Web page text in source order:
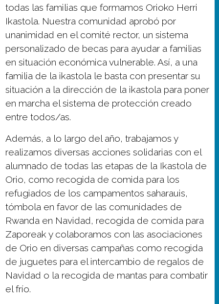
todas las familias que formamos Orioko Herri
Ikastola. Nuestra comunidad aprobó por
unanimidad en el comité rector, un sistema
personalizado de becas para ayudar a familias
en situación económica vulnerable. Así, a una
familia de la ikastola le basta con presentar su
situación a la dirección de la ikastola para poner
en marcha el sistema de protección creado
entre todos/as.
Además, a lo largo del año, trabajamos y
realizamos diversas acciones solidarias con el
alumnado de todas las etapas de la Ikastola de
Orio, como recogida de comida para los
refugiados de los campamentos saharauis,
tómbola en favor de las comunidades de
Rwanda en Navidad, recogida de comida para
Zaporeak y colaboramos con las asociaciones
de Orio en diversas campañas como recogida
de juguetes para el intercambio de regalos de
Navidad o la recogida de mantas para combatir
el frío.